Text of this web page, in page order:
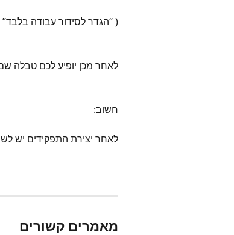
( “הגדר לסידור עבודה
לאחר מכן יופיע לכם טבלה
חשוב:
לאחר יצירת התפקידים יש
מאמרים קשורים